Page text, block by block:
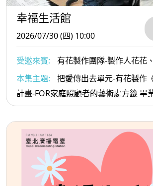
幸福生活館
2026/07/30 (四) 10:00
受邀來賓:
有花製作團隊-製作人花花
本集主題:
把愛傳出去單元-有花製作
計畫-FOR家庭照顧者的藝術處方籤 畢